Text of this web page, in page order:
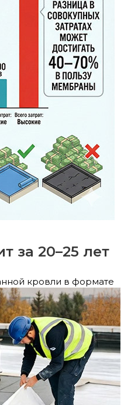
за 20–25 лет
кровли в формате